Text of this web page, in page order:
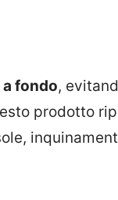
fondo,
prodotto